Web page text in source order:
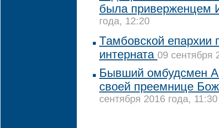
была приверженцем
года, 12:20
Тамбовской епархии
интерната 09 сентября
Бывший омбудсмен
своей преемнице
сентября 2016 года, 11:30